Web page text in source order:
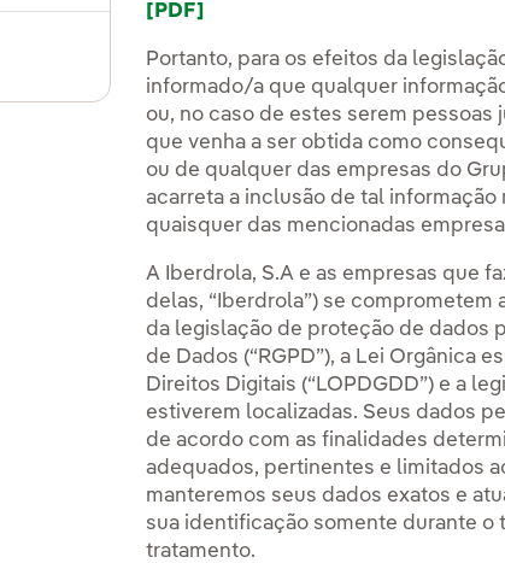
[PDF]
Portanto, para os efeitos da
informado/a que qualquer
ou, no caso de estes serem
que venha a ser obtida como
ou de qualquer das empresas do
acarreta a inclusão de tal
quaisquer das mencionadas
A Iberdrola, S.A e as empresas que
delas, “Iberdrola”) se
da legislação de proteção de dados
de Dados (“RGPD”), a Lei Orgânica
Direitos Digitais (“LOPDGDD”) e a
estiverem localizadas. Seus dados
de acordo com as finalidades
adequados, pertinentes e limitados
manteremos seus dados exatos e
sua identificação somente durante
tratamento.